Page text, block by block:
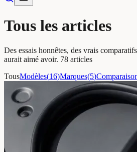
Tous les articles
Des essais honnêtes, des vrais
aurait aimé avoir. 78 articles
TousModèles(16)Marques(5)